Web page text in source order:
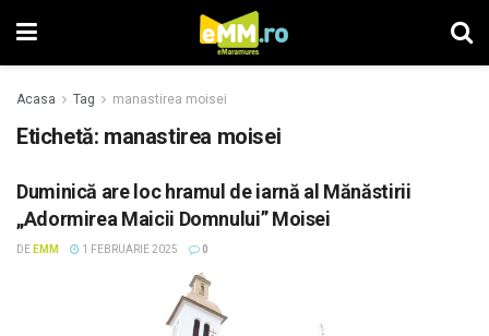
Acasa Tag manastirea moisei
Etichetă: manastirea moisei
Duminică are loc hramul de iarnă al Mănăstirii
„Adormirea Maicii Domnului” Moisei
DE EMM 1 FEBRUARIE 2025 0